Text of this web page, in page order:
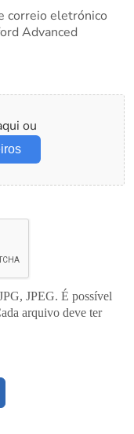
correio eletrónico
Advanced
ou
JPEG. É possível
arquivo deve ter